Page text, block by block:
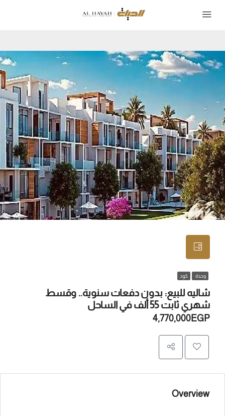
وحدة كود
شاليه للبيع: بدون دفعات سنوية.. وقسط
شهري ثابت 55 ألف في الساحل
4,770,000EGP
Overview